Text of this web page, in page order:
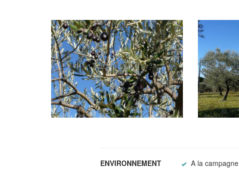
ENVIRONNEMENT A la campagne